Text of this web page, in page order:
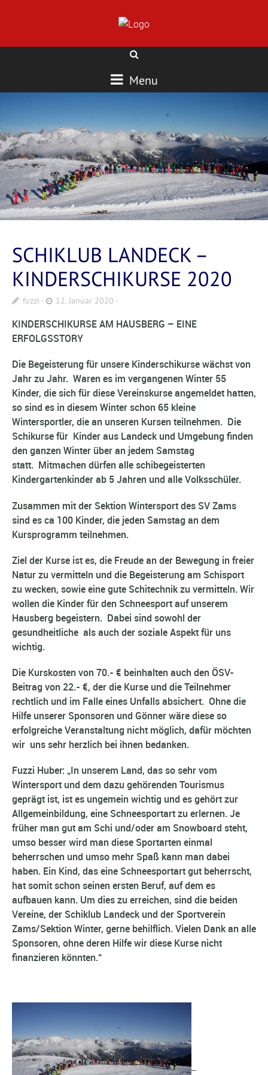
Menu
SCHIKLUB LANDECK –
KINDERSCHIKURSE 2020
fuzzi 12. Januar 2020
KINDERSCHIKURSE AM HAUSBERG – EINE
ERFOLGSSTORY
Die Begeisterung für unsere Kinderschikurse wächst von
Jahr zu Jahr. Waren es im vergangenen Winter 55
Kinder, die sich für diese Vereinskurse angemeldet hatten,
so sind es in diesem Winter schon 65 kleine
Wintersportler, die an unseren Kursen teilnehmen. Die
Schikurse für Kinder aus Landeck und Umgebung finden
den ganzen Winter über an jedem Samstag
statt. Mitmachen dürfen alle schibegeisterten
Kindergartenkinder ab 5 Jahren und alle Volksschüler.
Zusammen mit der Sektion Wintersport des SV Zams
sind es ca 100 Kinder, die jeden Samstag an dem
Kursprogramm teilnehmen.
Ziel der Kurse ist es, die Freude an der Bewegung in freier
Natur zu vermitteln und die Begeisterung am Schisport
zu wecken, sowie eine gute Schitechnik zu vermitteln. Wir
wollen die Kinder für den Schneesport auf unserem
Hausberg begeistern. Dabei sind sowohl der
gesundheitliche als auch der soziale Aspekt für uns
wichtig.
Die Kurskosten von 70.- € beinhalten auch den ÖSV-
Beitrag von 22.- €, der die Kurse und die Teilnehmer
rechtlich und im Falle eines Unfalls absichert. Ohne die
Hilfe unserer Sponsoren und Gönner wäre diese so
erfolgreiche Veranstaltung nicht möglich, dafür möchten
wir uns sehr herzlich bei ihnen bedanken.
Fuzzi Huber: „In unserem Land, das so sehr vom
Wintersport und dem dazu gehörenden Tourismus
geprägt ist, ist es ungemein wichtig und es gehört zur
Allgemeinbildung, eine Schneesportart zu erlernen. Je
früher man gut am Schi und/oder am Snowboard steht,
umso besser wird man diese Sportarten einmal
beherrschen und umso mehr Spaß kann man dabei
haben. Ein Kind, das eine Schneesportart gut beherrscht,
hat somit schon seinen ersten Beruf, auf dem es
aufbauen kann. Um dies zu erreichen, sind die beiden
Vereine, der Schiklub Landeck und der Sportverein
Zams/Sektion Winter, gerne behilflich. Vielen Dank an alle
Sponsoren, ohne deren Hilfe wir diese Kurse nicht
finanzieren könnten.“